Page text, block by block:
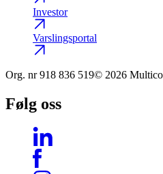
Investor
Varslingsportal
Org. nr 918 836 519© 2026
Følg oss